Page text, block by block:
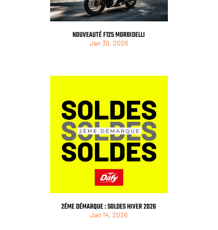
NOUVEAUTÉ F125 MORBIDELLI
Jan 30, 2026
2ÉME DÉMARQUE : SOLDES HIVER 2026
Jan 14, 2026